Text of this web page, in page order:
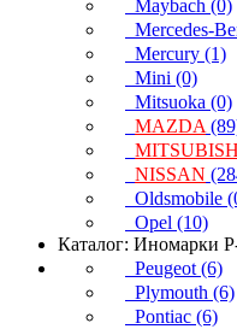
Maybach (0)
Mercedes-
Mercury (1)
Mini (0)
Mitsuoka (0)
MAZDA
NISSAN
Oldsmobile
Opel (10)
Каталог: Иномарки
Peugeot (6)
Plymouth (6)
Pontiac (6)